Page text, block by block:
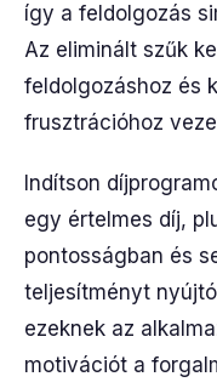
így a feldolgozás
Az eliminált szűk
feldolgozáshoz és
frusztrációhoz
Indítson
egy értelmes díj,
pontosságban és
teljesítményt
ezeknek az
motivációt a